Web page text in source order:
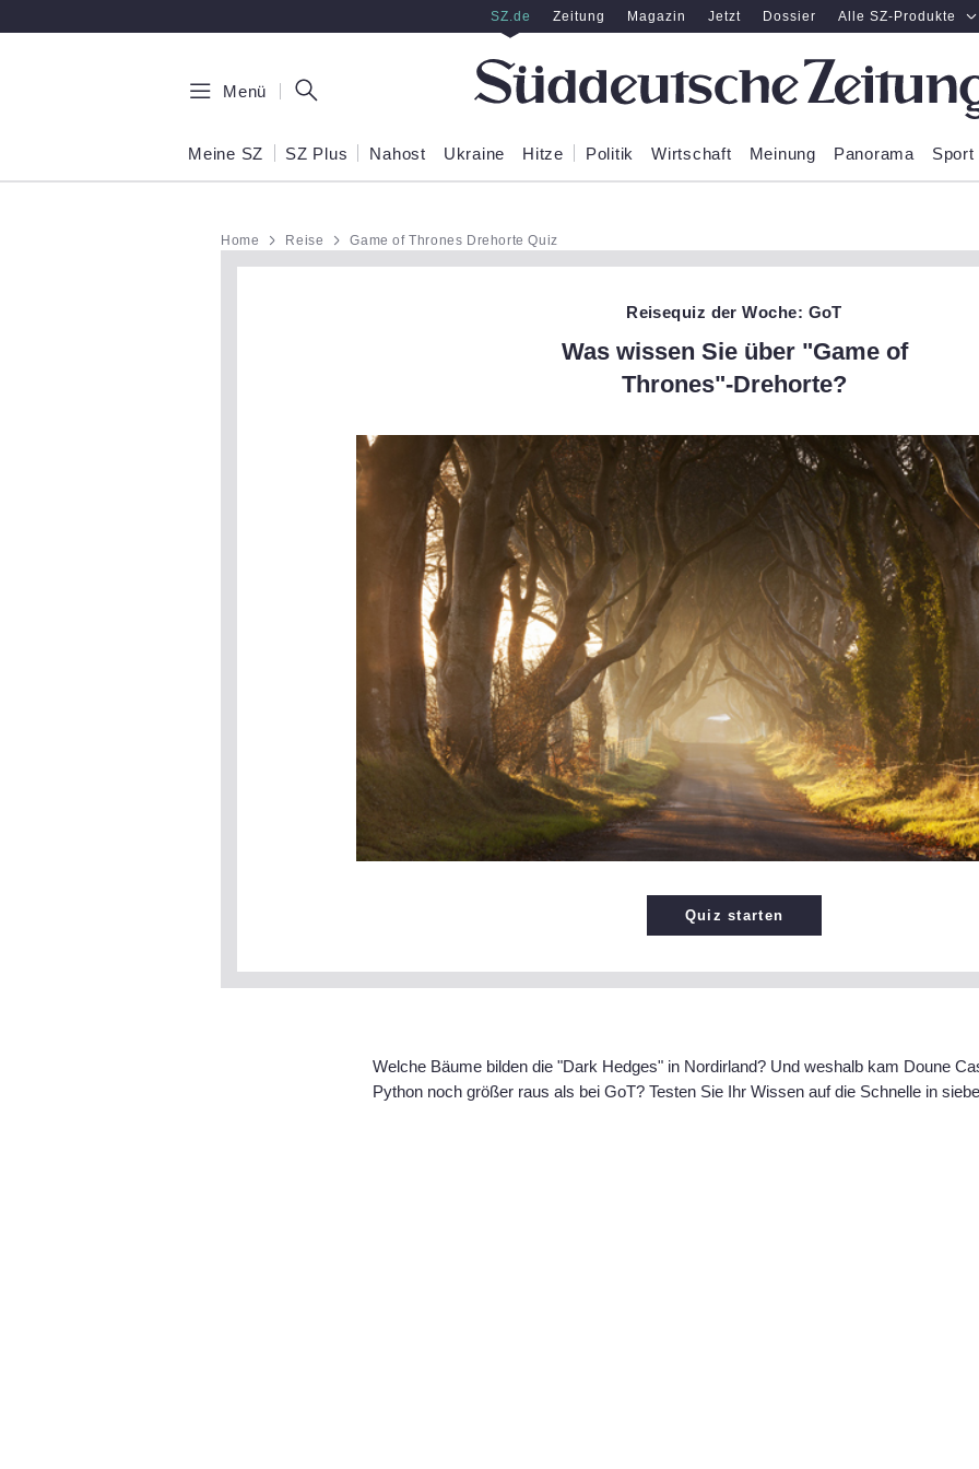
SZ.de Zeitung Magazin Jetzt Dossier Alle SZ-Produkte
Menü
Meine SZ SZ Plus Nahost Ukraine Hitze Politik Wirtschaft Meinung Panorama Sport
Home Reise Game of Thrones Drehorte Quiz
Reisequiz der Woche: GoT
Was wissen Sie über "Game of
Thrones"-Drehorte?
Quiz starten
Welche Bäume bilden die "Dark Hedges" in Nordirland? Und weshalb kam Doune
Python noch größer raus als bei GoT? Testen Sie Ihr Wissen auf die Schnelle in